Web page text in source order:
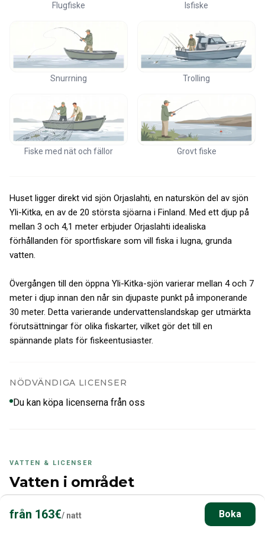
Flugfiske Isfiske
Snurrning Trolling
Fiske med nät och fällor Grovt fiske
Huset ligger direkt vid sjön Orjaslahti, en naturskön del av sjön
Yli-Kitka, en av de 20 största sjöarna i Finland. Med ett djup på
mellan 3 och 4,1 meter erbjuder Orjaslahti idealiska
förhållanden för sportfiskare som vill fiska i lugna, grunda
vatten.
Övergången till den öppna Yli-Kitka-sjön varierar mellan 4 och 7
meter i djup innan den når sin djupaste punkt på imponerande
30 meter. Detta varierande undervattenslandskap ger utmärkta
förutsättningar för olika fiskarter, vilket gör det till en
spännande plats för fiskeentusiaster.
NÖDVÄNDIGA LICENSER
Du kan köpa licenserna från oss
VATTEN & LICENSER
Vatten i området
Vilka vatten finns nära, vem utfärdar licenserna och vilka
begränsningar gäller just här - direkt från Finlands offentliga
från 163€/ natt Boka